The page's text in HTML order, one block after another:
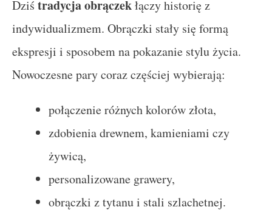
Dziś tradycja obrączekłączy historię z
indywidualizmem. Obrączki stały się formą
ekspresji i sposobem na pokazanie stylu życia.
Nowoczesne pary coraz częściej wybierają:
połączenie różnych kolorów złota,
zdobienia drewnem, kamieniami czy
żywicą,
personalizowane grawery,
obrączki z tytanu i stali szlachetnej.